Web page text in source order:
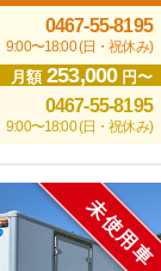
0467-55-8195
9:00〜18:00 (日・祝休み)
月額253,000円〜
0467-55-8195
9:00〜18:00 (日・祝休み)
未使用車